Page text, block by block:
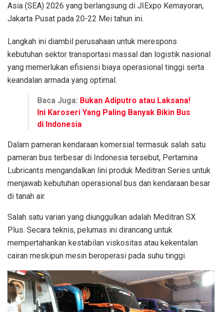
Asia (SEA) 2026 yang berlangsung di JIExpo Kemayoran,
Jakarta Pusat pada 20-22 Mei tahun ini.
Langkah ini diambil perusahaan untuk merespons
kebutuhan sektor transportasi massal dan logistik nasional
yang memerlukan efisiensi biaya operasional tinggi serta
keandalan armada yang optimal.
Baca Juga: Bukan Adiputro atau Laksana!
Ini Karoseri Yang Paling Banyak Bikin Bus
di Indonesia
Dalam pameran kendaraan komersial termasuk salah satu
pameran bus terbesar di Indonesia tersebut, Pertamina
Lubricants mengandalkan lini produk Meditran Series untuk
menjawab kebutuhan operasional bus dan kendaraan besar
di tanah air.
Salah satu varian yang diunggulkan adalah Meditran SX
Plus. Secara teknis, pelumas ini dirancang untuk
mempertahankan kestabilan viskositas atau kekentalan
cairan meskipun mesin beroperasi pada suhu tinggi.